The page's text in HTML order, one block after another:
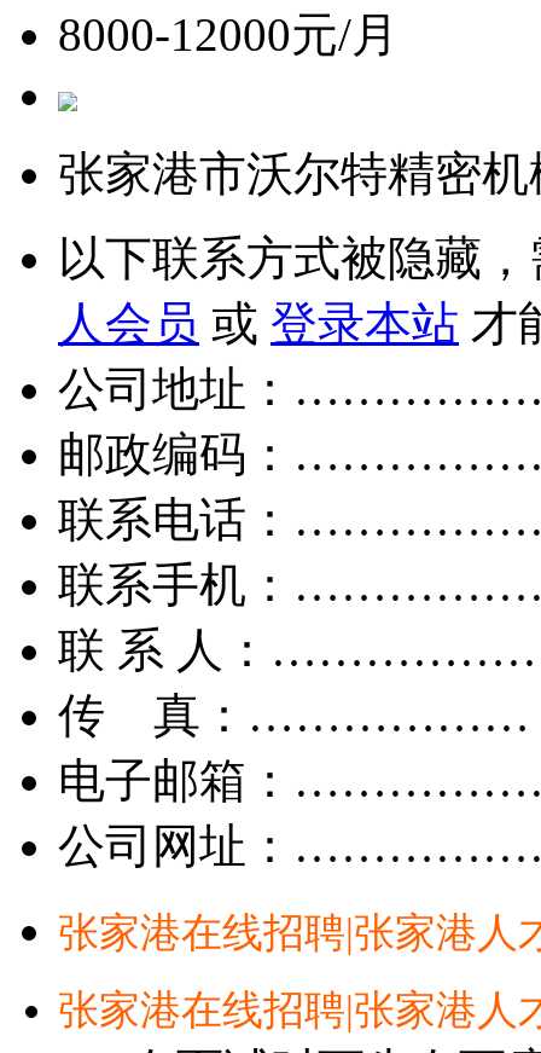
8000-12000元/月
张家港市沃尔特精密
以下联系方式被隐藏
人会员 或 登录本站 才
公司地址：
邮政编码：
联系电话：
联系手机：
联 系 人：
传 真：………………
电子邮箱：
公司网址：
张家港在线招聘|张家港人
张家港在线招聘|张家港人